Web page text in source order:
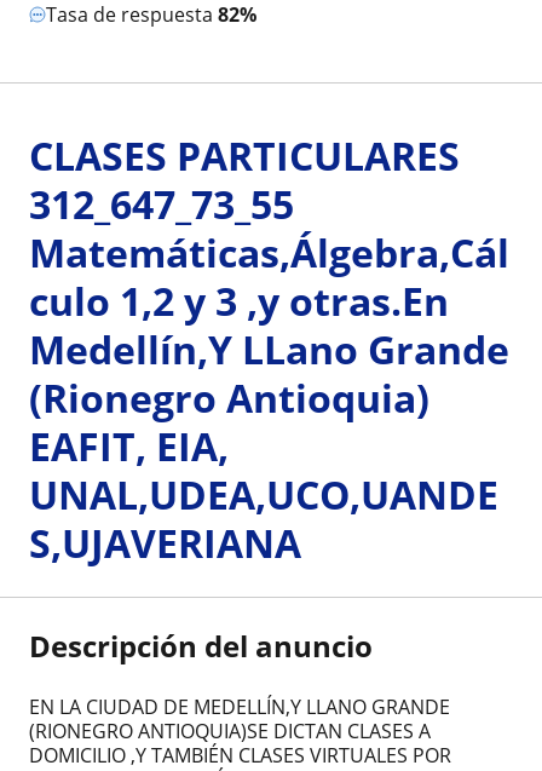
Tasa de respuesta 82%
CLASES PARTICULARES
312_647_73_55
Matemáticas,Álgebra,Cál
culo 1,2 y 3 ,y otras.En
Medellín,Y LLano Grande
(Rionegro Antioquia)
EAFIT, EIA,
UNAL,UDEA,UCO,UANDE
S,UJAVERIANA
Descripción del anuncio
EN LA CIUDAD DE MEDELLÍN,Y LLANO GRANDE
(RIONEGRO ANTIOQUIA)SE DICTAN CLASES A
DOMICILIO ,Y TAMBIÉN CLASES VIRTUALES POR